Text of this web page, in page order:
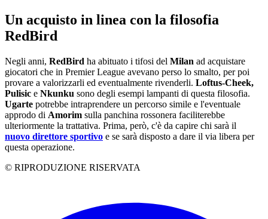
Un acquisto in linea con la filosofia
RedBird
Negli anni, RedBird ha abituato i tifosi del Milan ad acquistare
giocatori che in Premier League avevano perso lo smalto, per poi
provare a valorizzarli ed eventualmente rivenderli. Loftus-Cheek,
Pulisic e Nkunku sono degli esempi lampanti di questa filosofia.
Ugarte potrebbe intraprendere un percorso simile e l'eventuale
approdo di Amorim sulla panchina rossonera faciliterebbe
ulteriormente la trattativa. Prima, però, c'è da capire chi sarà il
nuovo direttore sportivo e se sarà disposto a dare il via libera per
questa operazione.
© RIPRODUZIONE RISERVATA